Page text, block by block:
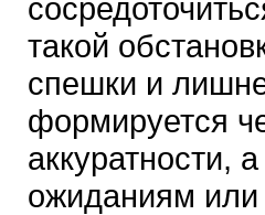
такой
спешки и
формируется
аккуратности,
ожиданиям